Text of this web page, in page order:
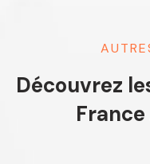
Découvrez